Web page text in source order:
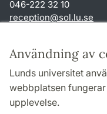
Användning av
Lunds universitet
webbplatsen
upplevelse.
046-222 32 10
reception@sol.lu.se
Genvägar
Om webbplatsen och
Behandling av